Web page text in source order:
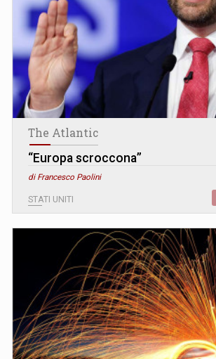
The Atlantic
“Europa scroccona”
di Francesco Paolini
STATI UNITI